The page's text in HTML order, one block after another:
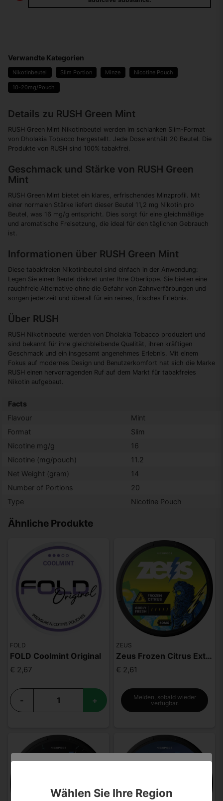
Ähnliche Produkte
FOLD
FOLD Coolmint Original
€ 2,67
- +
ZEUS
Zeus Frozen Citrus Extra Strong
€ 2,61
Melden, sobald wieder
verfügbar.
Verwandte Kategorien
Nikotinbeutel Slim Portion Minze Nicotine Pouch
10-20mg/Pouch
Details zu RUSH Green Mint
RUSH Green Mint Nikotinbeutel werden im schlanken Slim-Format
von Dholakia Tobacco hergestellt. Jede Dose enthält 20 Beutel. Die
Produkte von RUSH sind 100% tabakfrei.
Geschmack und Stärke von RUSH Green
Mint
RUSH Green Mint bietet ein klares, erfrischendes Minzprofil. Mit
einer normalen Stärke liefert dieser Beutel 11,2 mg Nikotin pro
Beutel, was 16 mg/g entspricht. Dies sorgt für eine gleichmäßige
und aromatische Freisetzung, die ideal für den täglichen Gebrauch
ist.
Informationen über RUSH Green Mint
Diese tabakfreien Nikotinbeutel sind einfach in der Anwendung:
Legen Sie einen Beutel diskret unter Ihre Oberlippe. Sie bieten eine
rauchfreie Alternative ohne die Gefahr von Zahnverfärbungen und
sorgen jederzeit und überall für ein reines, frisches Erlebnis.
Über RUSH
RUSH Nikotinbeutel werden von Dholakia Tobacco produziert und
sind bekannt für ihre gleichbleibende Qualität, ihren kräftigen
Geschmack und ein insgesamt angenehmes Erlebnis. Mit einem
Fokus auf modernes Design und Benutzerkomfort hat sich die Marke
RUSH einen hervorragenden Ruf auf dem Markt für tabakfreies
Nikotin aufgebaut.
Facts
Flavour
Mint
Format
Slim
Nicotine mg/g
16
Nicotine (mg/pouch)
11.2
Net Weight (gram)
14
Number of Portions
20
Type
Nicotine Pouch
Leider können Sie Ihre Daten nicht selbst ändern.
Wählen Sie Ihre Region